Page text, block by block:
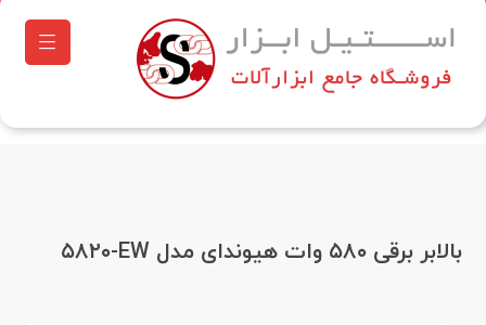
بالابر برقی ۵۸۰ وات هیوندای مدل ۵۸۲۰‌‎-EW